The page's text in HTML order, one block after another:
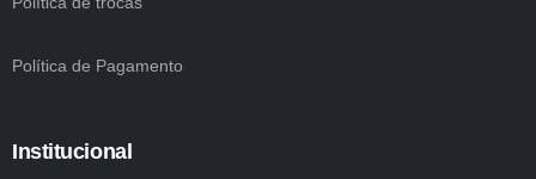
Política de Pagamento
Institucional